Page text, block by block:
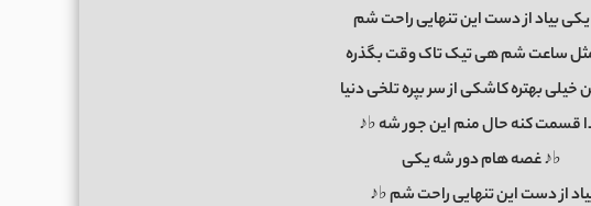
بیاد از دست این تنهایی راحت شم
ساعت شم هی تیک تاک وقت بگذره
خیلی بهتره کاشکی از سر بپره تلخی دنیا
قسمت کنه حال منم این جور شه ♭♪
♭♪ غصه هام دور شه یکی
از دست این تنهایی راحت شم ♭♪